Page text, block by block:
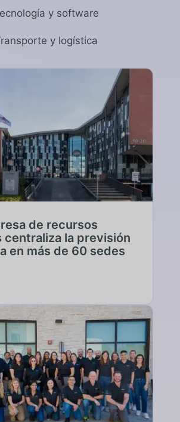
y software
y logística
de recursos
centraliza la previsión
en más de 60 sedes